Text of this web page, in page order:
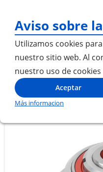
Aviso sobre
Utilizamos cookies
nuestro sitio web. Al
nuestro uso de cookies
Aceptar
Más informacion
Inicio BUJE DEL VENTILADOR